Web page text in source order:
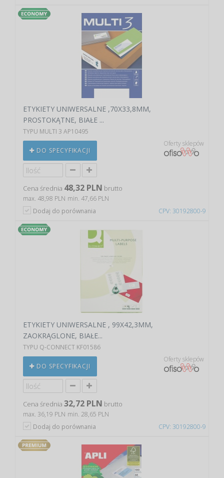
CPV: 30192800-9
ETYKIETY UNIWERSALNE ,70X33,8MM,
PROSTOKĄTNE, BIAŁE ...
TYPU MULTI 3 AP10495
DO SPECYFIKACJI
Oferty sklepów
Cena średnia 48,32 PLN brutto
max. 48,98 PLN min. 47,66 PLN
Dodaj do porównania
CPV: 30192800-9
ETYKIETY UNIWERSALNE , 99X42,3MM,
ZAOKRĄGLONE, BIAŁE...
TYPU Q-CONNECT KF01586
DO SPECYFIKACJI
Oferty sklepów
Cena średnia 32,72 PLN brutto
max. 36,19 PLN min. 28,65 PLN
Dodaj do porównania